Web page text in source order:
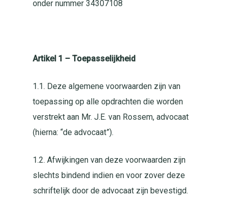
onder nummer 34307108
Artikel 1 – Toepasselijkheid
1.1. Deze algemene voorwaarden zijn van
toepassing op alle opdrachten die worden
verstrekt aan Mr. J.E. van Rossem, advocaat
(hierna: “de advocaat”).
1.2. Afwijkingen van deze voorwaarden zijn
slechts bindend indien en voor zover deze
schriftelijk door de advocaat zijn bevestigd.